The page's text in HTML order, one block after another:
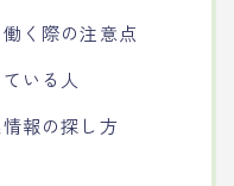
く際の注意点
いる人
報の探し方